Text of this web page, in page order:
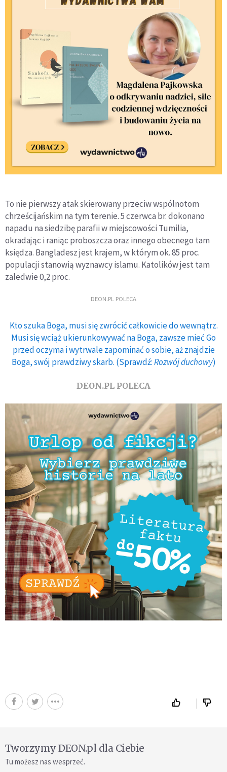
To nie pierwszy atak skierowany przeciw wspólnotom
chrześcijańskim na tym terenie. 5 czerwca br. dokonano
napadu na siedzibę parafii w miejscowości Tumilia,
okradając i raniąc proboszcza oraz innego obecnego tam
księdza. Bangladesz jest krajem, w którym ok. 85 proc.
populacji stanowią wyznawcy islamu. Katolików jest tam
zaledwie 0,2 proc.
DEON.PL POLECA
Kto szuka Boga, musi się zwrócić całkowicie do wewnątrz.
Musi się wciąż ukierunkowywać na Boga, zawsze mieć Go
przed oczyma i wytrwale zapominać o sobie, aż znajdzie
Boga, swój prawdziwy skarb. (Sprawdź:Rozwój duchowy)
DEON.PL POLECA
Tworzymy DEON.pl dla Ciebie
Tu możesz nas wesprzeć.